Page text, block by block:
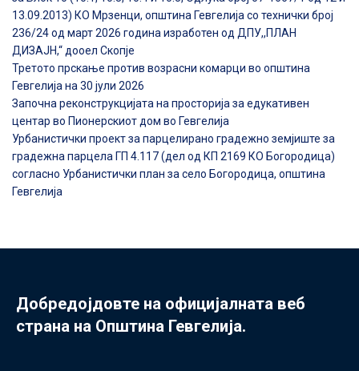
13.09.2013) КО Мрзенци, општина Гевгелија со технички број
236/24 од март 2026 година изработен од ДПУ,,ПЛАН
ДИЗАЈН,“ дооел Скопје
Третото прскање против возрасни комарци во општина
Гевгелија на 30 јули 2026
Започна реконструкцијата на просторија за едукативен
центар во Пионерскиот дом во Гевгелија
Урбанистички проект за парцелирано градежно земјиште за
градежна парцела ГП 4.117 (дел од КП 2169 КО Богородица)
согласно Урбанистички план за село Богородица, општина
Гевгелија
Добредојдовте на официјалната веб
страна на Општина Гевгелија.